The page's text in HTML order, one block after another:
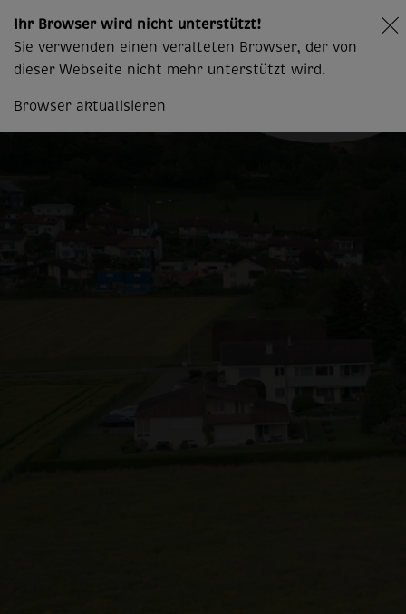
Ihr Browser wird nicht unterstützt!
Sie verwenden einen veralteten Browser, der von
dieser Webseite nicht mehr unterstützt wird.
Browser aktualisieren